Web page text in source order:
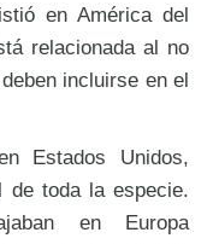
en América del
relacionada al no
incluirse en el
Estados Unidos,
de toda la especie.
en Europa